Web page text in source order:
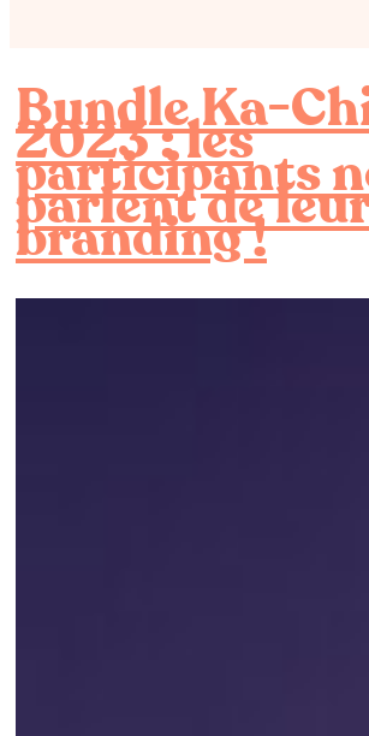
Bundle Ka-
2023 : les
participants
parlent de
branding !